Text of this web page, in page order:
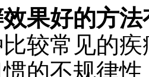
果好的方法
较常见的
的不规律